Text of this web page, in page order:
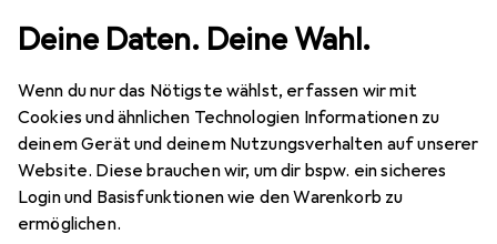
Deine Daten. Deine Wahl.
Wenn du nur das Nötigste wählst, erfassen wir mit
Cookies und ähnlichen Technologien Informationen zu
deinem Gerät und deinem Nutzungsverhalten auf unserer
Website. Diese brauchen wir, um dir bspw. ein sicheres
Login und Basisfunktionen wie den Warenkorb zu
ermöglichen.
Schneideplotter Zubehör Cricut Stifteset Infusible Ink Basic 1.0
8 Bilder
CricutStifteset Infusible Ink Basic 1.0
EUR
22,99